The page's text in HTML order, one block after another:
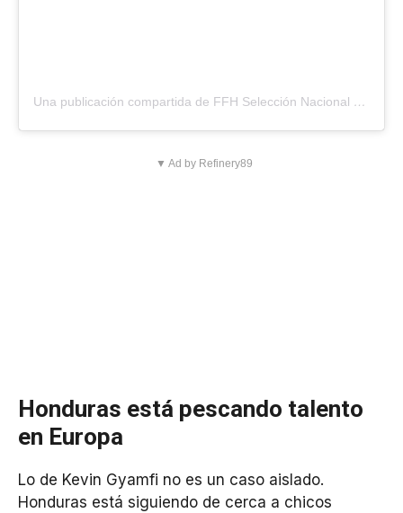
Una publicación compartida de FFH Selección Nacional de Honduras (@ffh.honduras)
▼ Ad by Refinery89
Honduras está pescando talento
en Europa
Lo de Kevin Gyamfi no es un caso aislado.
Honduras está siguiendo de cerca a chicos